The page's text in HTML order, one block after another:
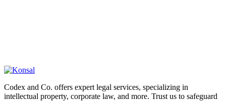
Codex and Co. offers expert legal services, specializing in
intellectual property, corporate law, and more. Trust us to safeguard